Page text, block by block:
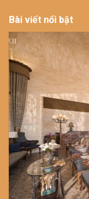
Bài viết nổi bật